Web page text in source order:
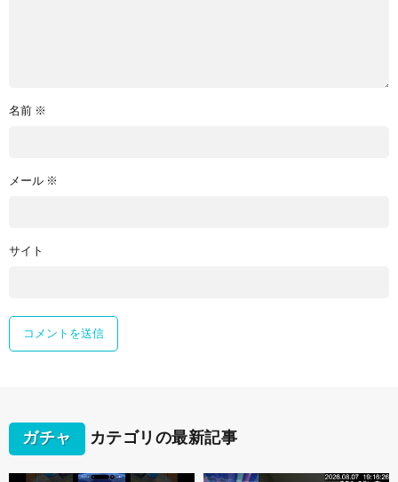
名前 ※
メール ※
サイト
ガチャ カテゴリの最新記事